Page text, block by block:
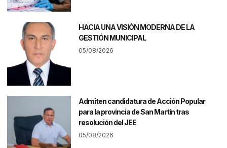
HACIA UNA VISIÓN MODERNA DE LA
GESTIÓN MUNICIPAL
05/08/2026
Admiten candidatura de Acción Popular
para la provincia de San Martín tras
resolución del JEE
05/08/2026